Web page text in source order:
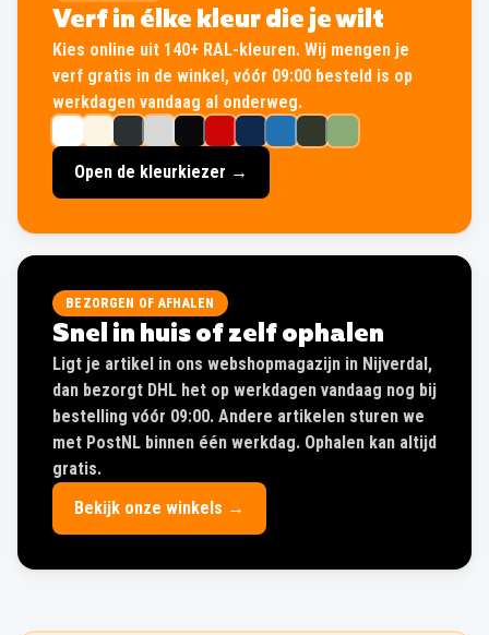
Verf in élke kleur die je wilt
Kies online uit 140+ RAL-kleuren. Wij mengen je
verf gratis in de winkel, vóór 09:00 besteld is op
werkdagen vandaag al onderweg.
Open de kleurkiezer →
BEZORGEN OF AFHALEN
Snel in huis of zelf ophalen
Ligt je artikel in ons webshopmagazijn in Nijverdal,
dan bezorgt DHL het op werkdagen vandaag nog bij
bestelling vóór 09:00. Andere artikelen sturen we
met PostNL binnen één werkdag. Ophalen kan altijd
gratis.
Bekijk onze winkels →